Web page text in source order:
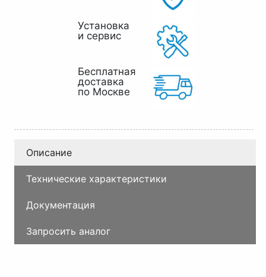
Установка
и сервис
Бесплатная
доставка
по Москве
Описание
Технические характеристики
Документация
Запросить аналог